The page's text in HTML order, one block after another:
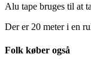
Alu tape bruges til at
Der er 20 meter i en
Folk køber også